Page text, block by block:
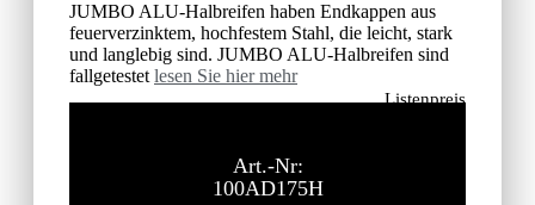
JUMBO ALU-Halbreifen haben Endkappen aus
feuerverzinktem, hochfestem Stahl, die leicht, stark
und langlebig sind. JUMBO ALU-Halbreifen sind
fallgetestet lesen Sie hier mehr
Listenpreis
Art.-Nr:
100AD175H